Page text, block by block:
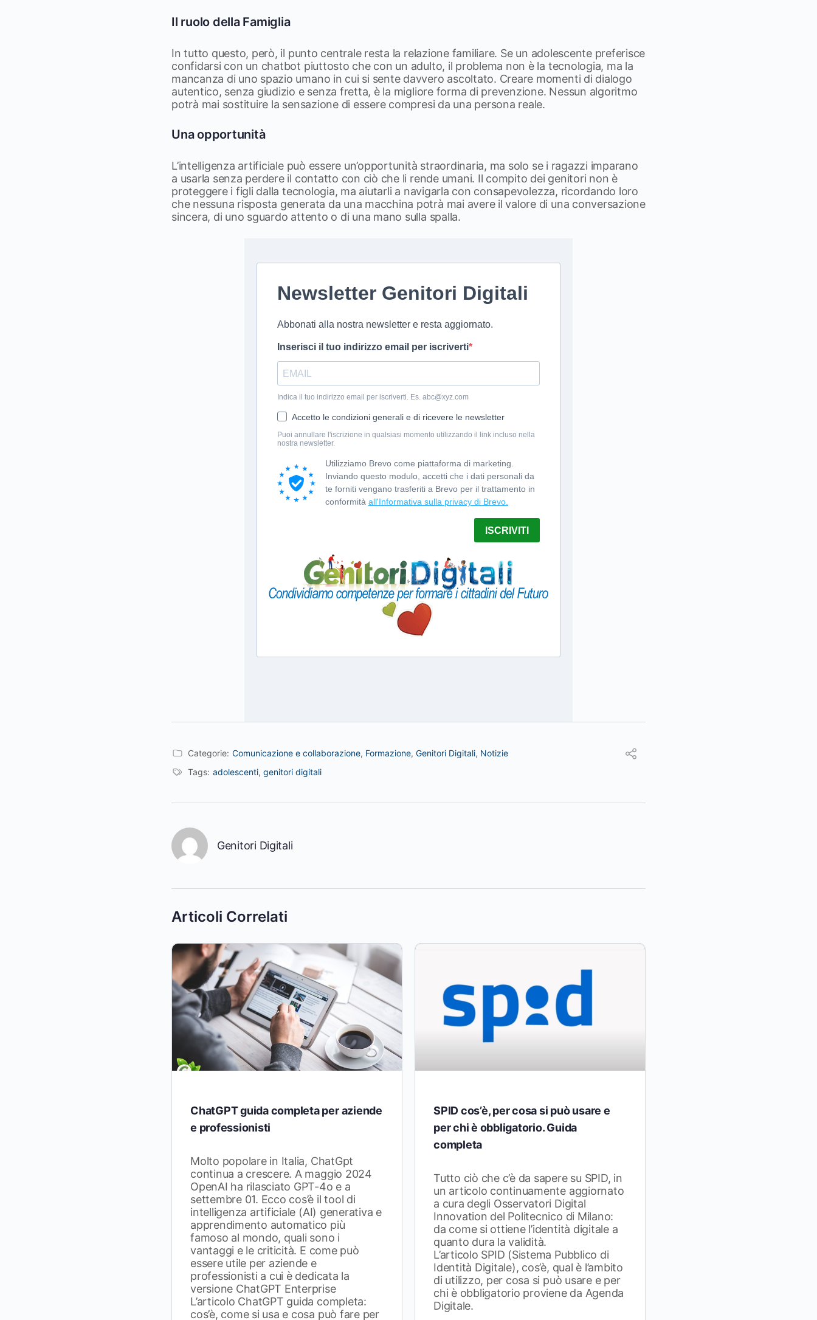
Il ruolo della Famiglia
In tutto questo, però, il punto centrale resta la relazione familiare. Se un adolescente preferisce
confidarsi con un chatbot piuttosto che con un adulto, il problema non è la tecnologia, ma la
mancanza di uno spazio umano in cui si sente davvero ascoltato. Creare momenti di dialogo
autentico, senza giudizio e senza fretta, è la migliore forma di prevenzione. Nessun algoritmo
potrà mai sostituire la sensazione di essere compresi da una persona reale.
Una opportunità
L’intelligenza artificiale può essere un’opportunità straordinaria, ma solo se i ragazzi imparano
a usarla senza perdere il contatto con ciò che li rende umani. Il compito dei genitori non è
proteggere i figli dalla tecnologia, ma aiutarli a navigarla con consapevolezza, ricordando loro
che nessuna risposta generata da una macchina potrà mai avere il valore di una conversazione
sincera, di uno sguardo attento o di una mano sulla spalla.
Categorie: Comunicazione e collaborazione, Formazione, Genitori Digitali, Notizie
Tags: adolescenti, genitori digitali
Genitori Digitali
Articoli Correlati
ChatGPT guida completa per aziende
e professionisti
Molto popolare in Italia, ChatGpt
continua a crescere. A maggio 2024
OpenAI ha rilasciato GPT-4o e a
settembre 01. Ecco cos’è il tool di
intelligenza artificiale (AI) generativa e
apprendimento automatico più
famoso al mondo, quali sono i
vantaggi e le criticità. E come può
essere utile per aziende e
professionisti a cui è dedicata la
versione ChatGPT Enterprise
L’articolo ChatGPT guida completa:
cos’è, come si usa e cosa può fare per
SPID cos’è, per cosa si può usare e
per chi è obbligatorio. Guida
completa
Tutto ciò che c’è da sapere su SPID, in
un articolo continuamente aggiornato
a cura degli Osservatori Digital
Innovation del Politecnico di Milano:
da come si ottiene l’identità digitale a
quanto dura la validità.
L’articolo SPID (Sistema Pubblico di
Identità Digitale), cos’è, qual è l’ambito
di utilizzo, per cosa si può usare e per
chi è obbligatorio proviene da Agenda
Digitale.